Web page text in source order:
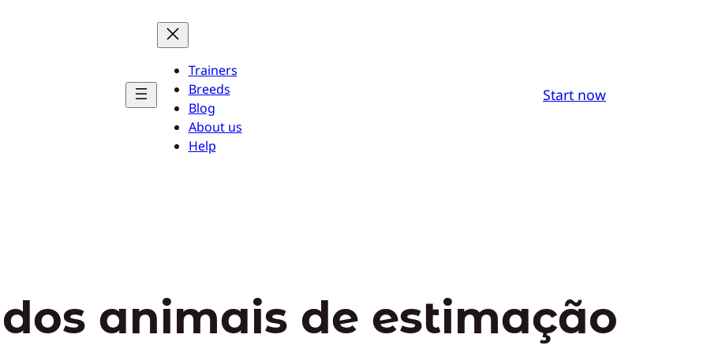
Trainers
Breeds
Blog
About us
Help
Start now
animais de estimação